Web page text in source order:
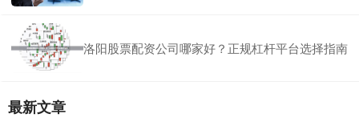
洛阳股票配资公司哪家好？正规杠杆平台选择指南
最新文章